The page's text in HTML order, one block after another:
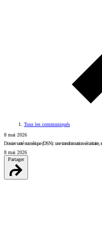
Tous les communiqués
8 mai 2026
Dossier santé numérique (DSN) : une transformation sécuritaire,
8 mai 2026
Partager